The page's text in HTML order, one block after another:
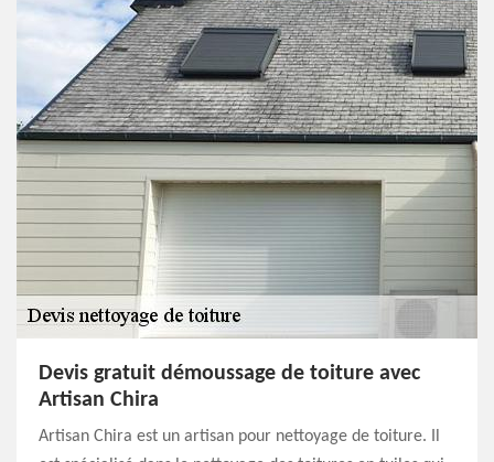
Devis gratuit démoussage de toiture avec
Artisan Chira
Artisan Chira est un artisan pour nettoyage de toiture. Il